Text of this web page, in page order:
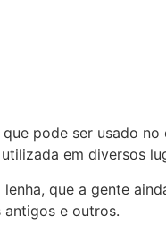
pode ser usado
em diversos
que a gente
antigos e outros.